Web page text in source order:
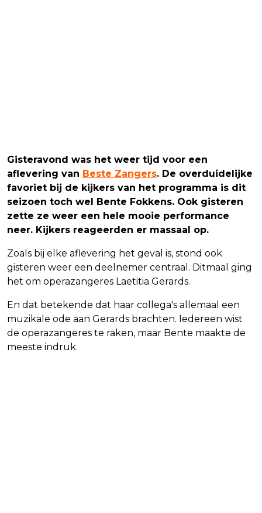
Gisteravond was het weer tijd voor een
aflevering van Beste Zangers. De overduidelijke
favoriet bij de kijkers van het programma is dit
seizoen toch wel Bente Fokkens. Ook gisteren
zette ze weer een hele mooie performance
neer. Kijkers reageerden er massaal op.
Zoals bij elke aflevering het geval is, stond ook
gisteren weer een deelnemer centraal. Ditmaal ging
het om operazangeres Laetitia Gerards.
En dat betekende dat haar collega's allemaal een
muzikale ode aan Gerards brachten. Iedereen wist
de operazangeres te raken, maar Bente maakte de
meeste indruk.